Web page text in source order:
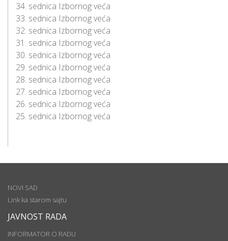
34. sednica Izbornog veća
33. sednica Izbornog veća
32. sednica Izbornog veća
31. sednica Izbornog veća
30. sednica Izbornog veća
29. sednica Izbornog veća
28. sednica Izbornog veća
27. sednica Izbornog veća
26. sednica Izbornog veća
25. sednica Izbornog veća
NOVI SAD
Link ka starom sajtu
JAVNOST RADA
INFORMATOR O RADU